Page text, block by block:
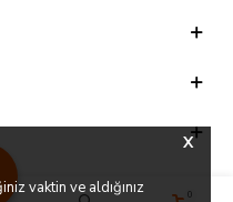
X
vaktin ve aldığınız
0